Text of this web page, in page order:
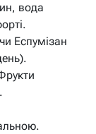
вода
Еспумізан